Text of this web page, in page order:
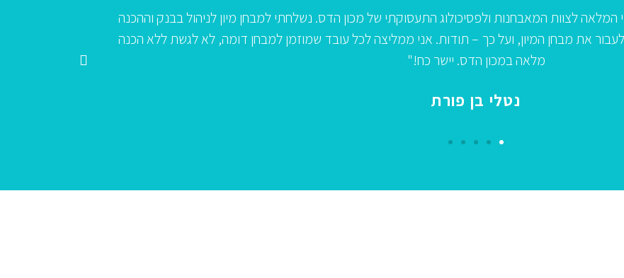
מיון לניהול בבנק וההכנה
למבחן דומה, לא לגשת ללא הכנה
"ברצוני להודות לצוות מכון הדס ובפרט לאבי, שהרכיב עבורי תכנית מקוצרת
שלי בהכנה להערכת מנהלים בכירים ביום
שמירת הדיסקרטיות."